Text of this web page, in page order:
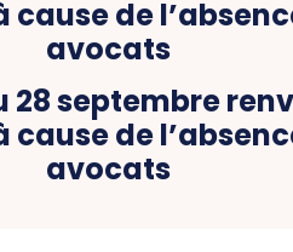
28 septembre
cause de
avocats